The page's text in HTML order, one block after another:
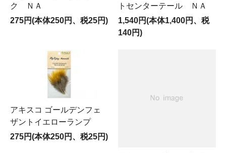
ク ＮＡ
275円(本体250円、税25円)
トセンターテール ＮＡ
1,540円(本体1,400円、税
140円)
アキスコ ゴールデンフェ
ザントイエローランプ
275円(本体250円、税25円)